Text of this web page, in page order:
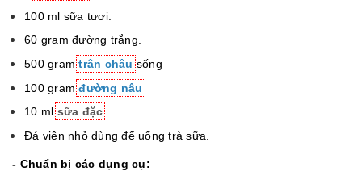
100 ml sữa tươi.
60 gram đường trắng.
500 gramtrân châu sống
100 gramđường nâu
10 mlsữa đặc
Đá viên nhỏ dùng để uống trà sữa.
- Chuẩn bị các dụng cụ: